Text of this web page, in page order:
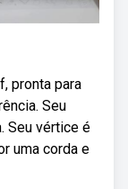
pronta para
Seu
Seu vértice é
uma corda e